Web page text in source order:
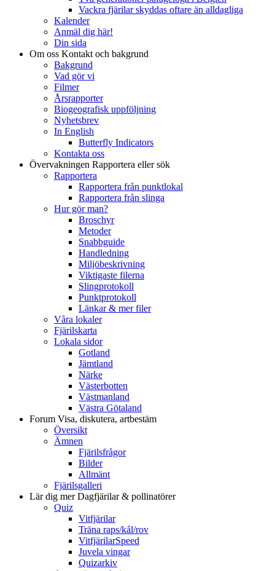
Vackra fjärilar skyddas oftare än alldagliga
Kalender
Anmäl dig här!
Din sida
Om oss Kontakt och bakgrund
Bakgrund
Vad gör vi
Filmer
Årsrapporter
Biogeografisk uppföljning
Nyhetsbrev
In English
Butterfly Indicators
Kontakta oss
Övervakningen Rapportera eller sök
Rapportera
Rapportera från punktlokal
Rapportera från slinga
Hur gör man?
Broschyr
Metoder
Snabbguide
Handledning
Miljöbeskrivning
Viktigaste filerna
Slingprotokoll
Punktprotokoll
Länkar & mer filer
Våra lokaler
Fjärilskarta
Lokala sidor
Gotland
Jämtland
Närke
Västerbotten
Västmanland
Västra Götaland
Forum Visa, diskutera, artbestäm
Översikt
Ämnen
Fjärilsfrågor
Bilder
Allmänt
Fjärilsgalleri
Lär dig merDagfjärilar & pollinatörer
Quiz
Vitfjärilar
Träna raps/kål/rov
VitfjärilarSpeed
Juvela vingar
Quizarkiv